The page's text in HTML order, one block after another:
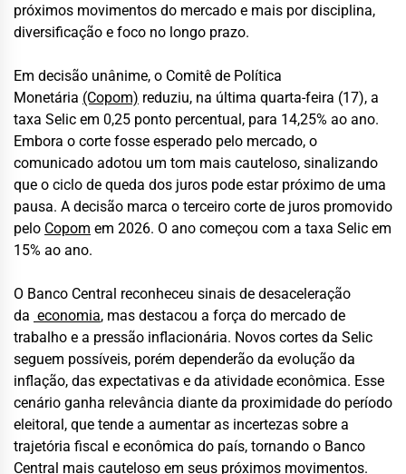
próximos movimentos do mercado e mais por disciplina,
diversificação e foco no longo prazo.
Em decisão unânime, o Comitê de Política
Monetária (Copom) reduziu, na última quarta-feira (17), a
taxa Selic em 0,25 ponto percentual, para 14,25% ao ano.
Embora o corte fosse esperado pelo mercado, o
comunicado adotou um tom mais cauteloso, sinalizando
que o ciclo de queda dos juros pode estar próximo de uma
pausa. A decisão marca o terceiro corte de juros promovido
pelo Copom em 2026. O ano começou com a taxa Selic em
15% ao ano.
O Banco Central reconheceu sinais de desaceleração
da economia, mas destacou a força do mercado de
trabalho e a pressão inflacionária. Novos cortes da Selic
seguem possíveis, porém dependerão da evolução da
inflação, das expectativas e da atividade econômica. Esse
cenário ganha relevância diante da proximidade do período
eleitoral, que tende a aumentar as incertezas sobre a
trajetória fiscal e econômica do país, tornando o Banco
Central mais cauteloso em seus próximos movimentos.